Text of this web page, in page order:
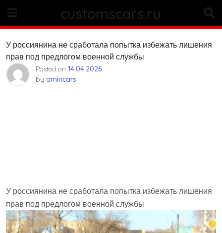
content
customscars.ru
У россиянина не сработала попытка избежать лишения
прав под предлогом военной службы
Posted on 14.04.2026
by amincars
У россиянина не сработала попытка избежать лишения
прав под предлогом военной службы